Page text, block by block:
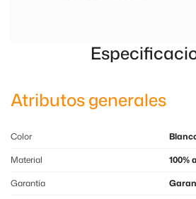
Atributos generales
Color
Material
100%
Garantía